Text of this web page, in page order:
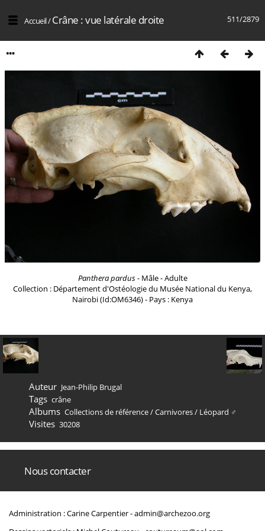
511/2879
Accueil/Crâne : vue latérale droite
Panthera pardus- Mâle - Adulte
Collection : Département d'Ostéologie du Musée National du Kenya,
Nairobi (Id:OM6346) - Pays : Kenya
Auteur Jean-Philip Brugal
Tags crâne
Albums Collections de référence/Carnivores/ Léopard ♂
Visites 30208
Nous contacter
Administration : Carine Carpentier -admin@archezoo.org